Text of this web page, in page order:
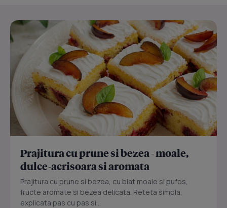
Prajitura cu prune si bezea - moale,
dulce-acrisoara si aromata
Prajitura cu prune si bezea, cu blat moale si pufos,
fructe aromate si bezea delicata. Reteta simpla,
explicata pas cu pas si...